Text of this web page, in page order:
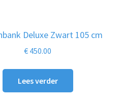
Deluxe Zwart 105 cm
€ 450.00
Lees verder